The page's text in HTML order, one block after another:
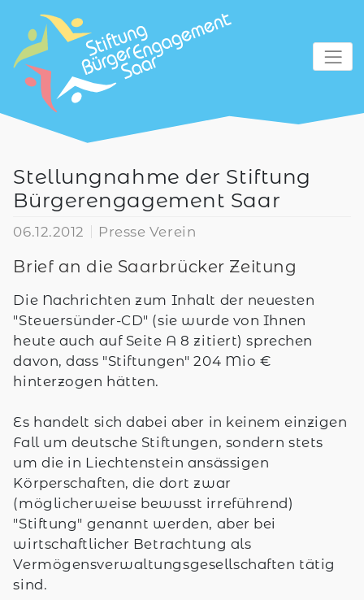
zum Inhalt
Stellungnahme der Stiftung
Bürgerengagement Saar
06.12.2012 Presse Verein
Brief an die Saarbrücker Zeitung
Die Nachrichten zum Inhalt der neuesten
"Steuersünder-CD" (sie wurde von Ihnen
heute auch auf Seite A 8 zitiert) sprechen
davon, dass "Stiftungen" 204 Mio €
hinterzogen hätten.
Es handelt sich dabei aber in keinem einzigen
Fall um deutsche Stiftungen, sondern stets
um die in Liechtenstein ansässigen
Körperschaften, die dort zwar
(möglicherweise bewusst irreführend)
"Stiftung" genannt werden, aber bei
wirtschaftlicher Betrachtung als
Vermögensverwaltungsgesellschaften tätig
sind.